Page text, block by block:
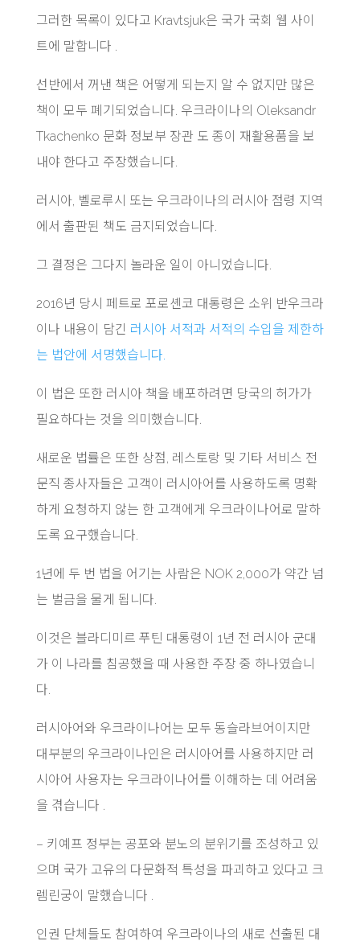
그러한 목록이 있다고 Kravtsjuk은 국가 국회 웹 사이
트에 말합니다 .
선반에서 꺼낸 책은 어떻게 되는지 알 수 없지만 많은
책이 모두 폐기되었습니다. 우크라이나의 Oleksandr
Tkachenko 문화 정보부 장관 도 종이 재활용품을 보
내야 한다고 주장했습니다.
러시아, 벨로루시 또는 우크라이나의 러시아 점령 지역
에서 출판된 책도 금지되었습니다.
그 결정은 그다지 놀라운 일이 아니었습니다.
2016년 당시 페트로 포로셴코 대통령은 소위 반우크라
이나 내용이 담긴 러시아 서적과 서적의 수입을 제한하
는 법안에 서명했습니다.
이 법은 또한 러시아 책을 배포하려면 당국의 허가가
필요하다는 것을 의미했습니다.
새로운 법률은 또한 상점, 레스토랑 및 기타 서비스 전
문직 종사자들은 고객이 러시아어를 사용하도록 명확
하게 요청하지 않는 한 고객에게 우크라이나어로 말하
도록 요구했습니다.
1년에 두 번 법을 어기는 사람은 NOK 2,000가 약간 넘
는 벌금을 물게 됩니다.
이것은 블라디미르 푸틴 대통령이 1년 전 러시아 군대
가 이 나라를 침공했을 때 사용한 주장 중 하나였습니
다.
러시아어와 우크라이나어는 모두 동슬라브어이지만
대부분의 우크라이나인은 러시아어를 사용하지만 러
시아어 사용자는 우크라이나어를 이해하는 데 어려움
을 겪습니다 .
– 키예프 정부는 공포와 분노의 분위기를 조성하고 있
으며 국가 고유의 다문화적 특성을 파괴하고 있다고 크
렘린궁이 말했습니다 .
인권 단체들도 참여하여 우크라이나의 새로 선출된 대